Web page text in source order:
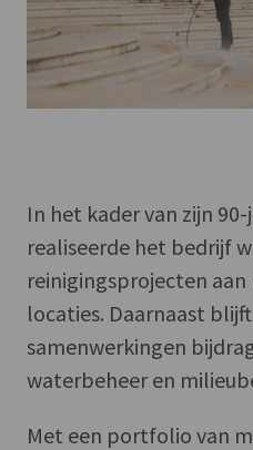
In het kader van zijn
realiseerde het bedrijf
reinigingsprojecten
locaties. Daarnaast
samenwerkingen
waterbeheer en
Met een portfolio van